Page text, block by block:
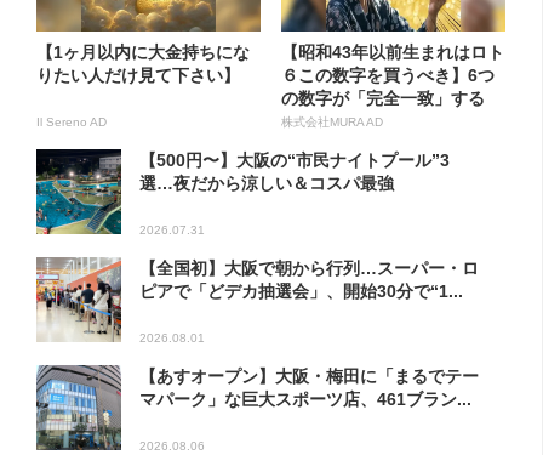
【1ヶ月以内に大金持ちにな
りたい人だけ見て下さい】
Il Sereno AD
【昭和43年以前生まれはロト
６この数字を買うべき】6つ
の数字が「完全一致」する
方...
株式会社MURA AD
【500円〜】大阪の“市民ナイトプール”3
選…夜だから涼しい＆コスパ最強
2026.07.31
【全国初】大阪で朝から行列…スーパー・ロ
ピアで「どデカ抽選会」、開始30分で“1...
2026.08.01
【あすオープン】大阪・梅田に「まるでテー
マパーク」な巨大スポーツ店、461ブラン...
2026.08.06